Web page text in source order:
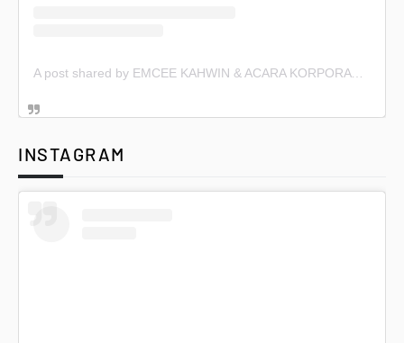
A post shared by EMCEE KAHWIN & ACARA KORPORAT (@emceekahwin)
INSTAGRAM